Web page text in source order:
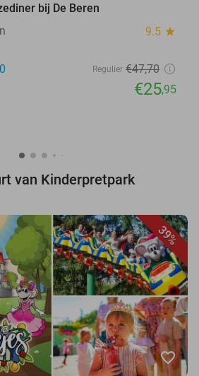
bij De Beren
9.5 star
Regulier €47,70
€25,95
van Kinderpretpark
39%
favorite_border